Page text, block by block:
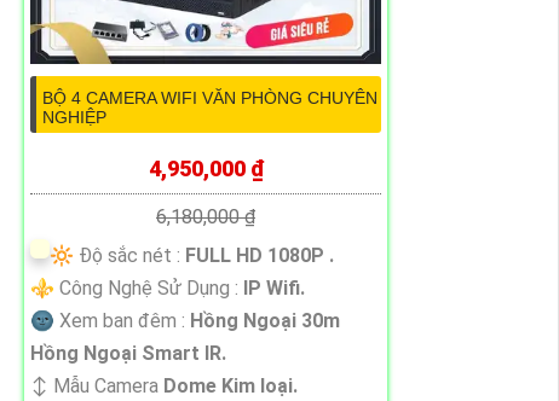
BỘ 4 CAMERA WIFI VĂN PHÒNG CHUYÊN
NGHIỆP
4,950,000 ₫
6,180,000 ₫
🔆 Độ sắc nét : FULL HD 1080P .
⚜️ Công Nghệ Sử Dụng : IP Wifi.
🌚 Xem ban đêm : Hồng Ngoại 30m
Hồng Ngoại Smart IR.
↕️ Mẫu Camera Dome Kim loại.